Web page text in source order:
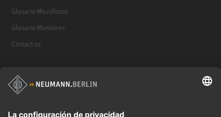
Glosario Micrófonos
Glosario Monitores
Contact us
Micrófonos